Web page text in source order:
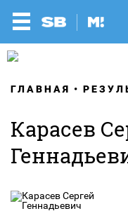
ГЛАВНАЯ
Карасев